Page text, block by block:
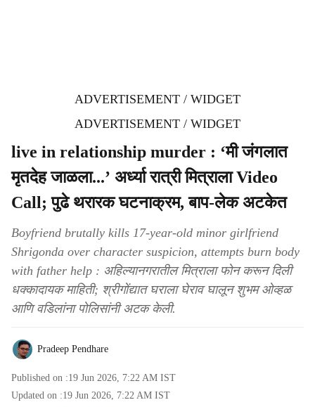
ADVERTISEMENT / WIDGET
ADVERTISEMENT / WIDGET
live in relationship murder : ‘मी जंगलात
मृतदेह जाळला...’ अर्ध्या रात्री मित्राला Video
Call; पुढे थरारक घटनाक्रम, बाप-लेक अटकेत
Boyfriend brutally kills 17-year-old minor girlfriend
Shrigonda over character suspicion, attempts burn body
with father help : अहिल्यानगरातील मित्राला फोन करून दिली
धक्कादायक माहिती; श्रीगोंद्यात घराला घेराव घालून शुभम ओव्हळ
आणि वडिलांना पोलिसांनी अटक केली.
Pradeep Pendhare
Published on :19 Jun 2026, 7:22 AM IST
Updated on :19 Jun 2026, 7:22 AM IST